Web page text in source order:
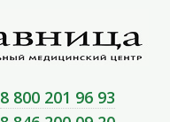
8 800 201 96 93